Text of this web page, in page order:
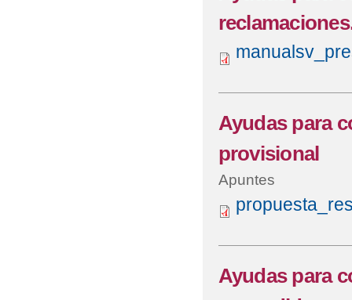
JORNADAS DE
JORNADAS DE
VIDEO TUTORIAL
Ayudas para
provisional
Apuntes
Ayudas para